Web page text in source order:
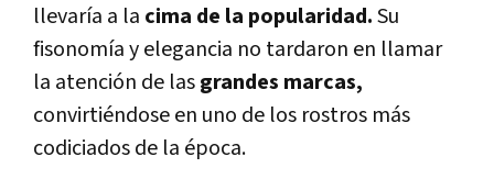
llevaría a la cima de la popularidad.Su
fisonomía y elegancia no tardaron en llamar
la atención de lasgrandes marcas,
convirtiéndose en uno de los rostros más
codiciados de la época.